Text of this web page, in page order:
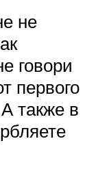
не
говори
первого
также в